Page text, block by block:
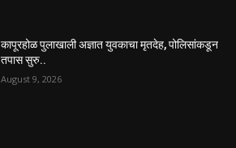
कापूरहोळ पुलाखाली अज्ञात युवकाचा मृतदेह, पोलिसांकडून
तपास सुरु..
August 9, 2026